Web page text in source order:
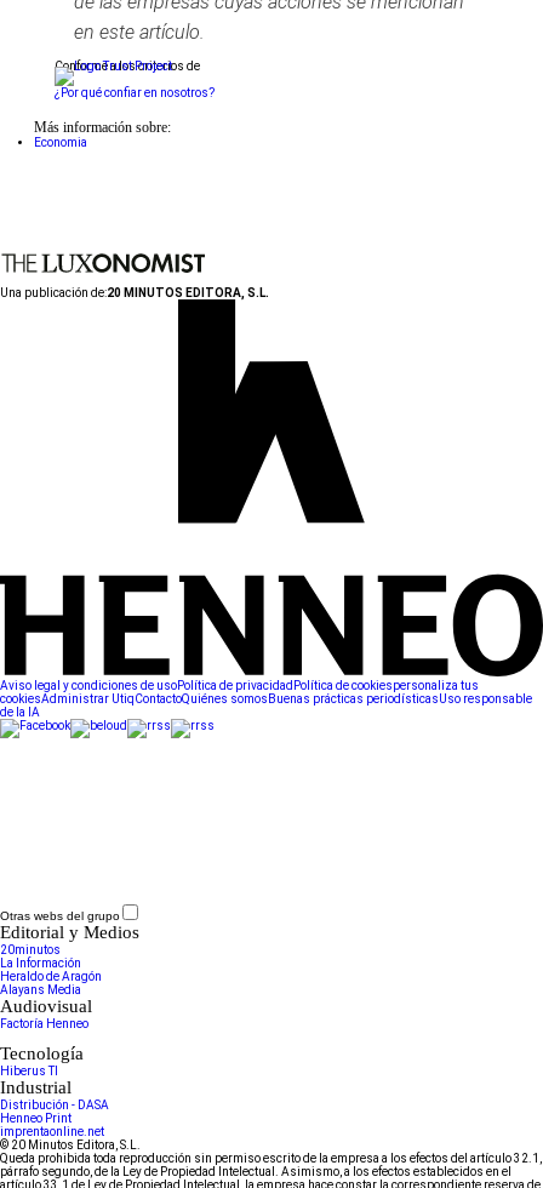
en este artículo.
Conforme a los criterios de
¿Por qué confiar en nosotros?
Más información sobre:
Economia
Una publicación de:20 MINUTOS EDITORA, S.L.
Aviso legal y condiciones de usoPolítica de privacidad Política de cookiespersonaliza tus
cookiesAdministrar UtiqContactoQuiénes somos Buenas prácticas periodísticasUso responsable
de la IA
Otras webs del grupo
Editorial y Medios
20minutos
La Información
Heraldo de Aragón
Alayans Media
Audiovisual
Factoría Henneo
Tecnología
Hiberus TI
Industrial
Distribución - DASA
Henneo Print
imprentaonline.net
© 20 Minutos Editora, S.L.
Queda prohibida toda reproducción sin permiso escrito de la empresa a los efectos del artículo 32.1,
párrafo segundo, de la Ley de Propiedad Intelectual. Asimismo, a los efectos establecidos en el